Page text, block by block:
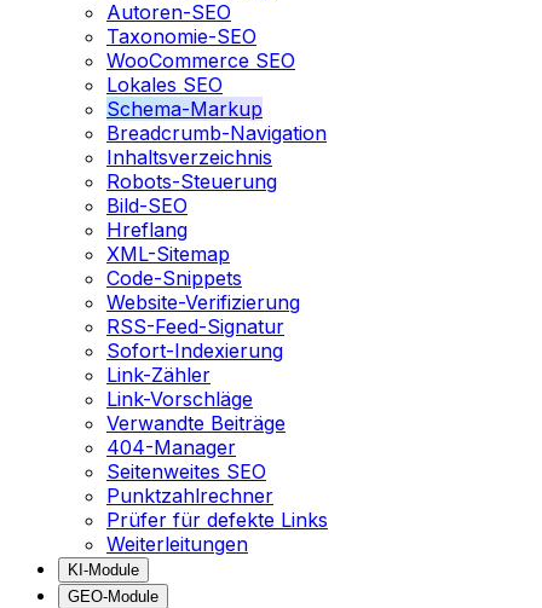
Autoren-SEO
Taxonomie-SEO
WooCommerce SEO
Lokales SEO
Schema-Markup
Breadcrumb-Navigation
Inhaltsverzeichnis
Robots-Steuerung
Bild-SEO
Hreflang
XML-Sitemap
Code-Snippets
Website-Verifizierung
RSS-Feed-Signatur
Sofort-Indexierung
Link-Zähler
Link-Vorschläge
Verwandte Beiträge
404-Manager
Seitenweites SEO
Punktzahlrechner
Prüfer für defekte Links
Weiterleitungen
KI-Module
GEO-Module